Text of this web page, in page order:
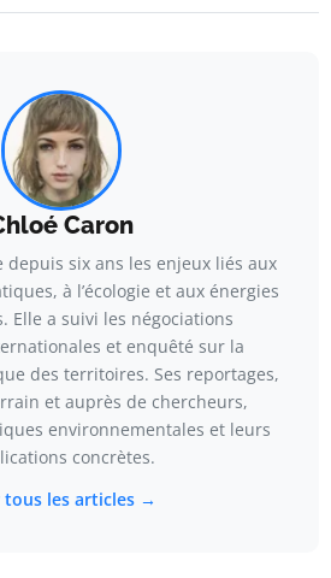
Caron
depuis six ans les enjeux liés aux
à l’écologie et aux énergies
Elle a suivi les négociations
et enquêté sur la
des territoires. Ses reportages,
et auprès de chercheurs,
environnementales et leurs
concrètes.
tous les articles →